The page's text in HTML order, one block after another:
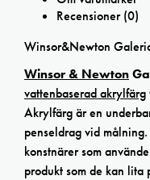
Recensioner (0)
Winsor&Newton
Winsor & Newton
vattenbaserad akrylfärg
Akrylfärg är en
penseldrag vid
konstnärer som
produkt som de kan lita